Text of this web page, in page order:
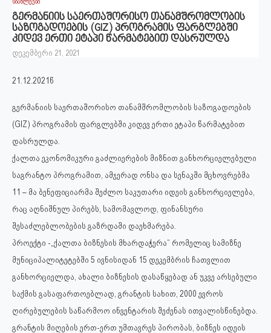
გერმანიის საერთაშორისო თანამშრომლობის
საზოგადოების (GIZ) პროგრამის ფარგლებში
კიდევ ერთი ეტაპი წარმატებით დასრულდა
დეკემბერი 21, 2021
21.12.2021წ
გერმანიის საერთაშორისო თანამშრომლობის საზოგადოების
(GIZ) პროგრამის ფარგლებში კიდევ ერთი ეტაპი წარმატებით
დასრულდა.
ქალთა ეკონომიკური გაძლიერების მიზნით განხორციელებული
საგრანტო პროგრამით, ამჯერად ონსა და სენაკში მცხოვრებმა
11 – მა ბენეფიციარმა შეძლო საკუთარი იდეის განხორციელება,
რაც აღნიშნულ პირებს, სამომავლოდ, ფინანსური
შესაძლებლობების გაზრდაში დაეხმარება.
პროექტი -„ქალთა ბიზნესის მხარდაჭერა“ რომელიც სამიზნე
მუნიციპალიტეტებში 5 ივნისიდან 15 დეკემბრის ჩათვლით
განხორციელდა, ახალი ბიზნესის დასაწყებად ან უკვე არსებული
საქმის გასაფართოებლად, გრანტის სახით, 2000 ევროს
ღირებულების საწარმოო ინვენტარის შეძენას ითვალისწინებდა.
გრანტის მიღების ერთ-ერთ უმთავრეს პირობას, ბიზნეს იდეის